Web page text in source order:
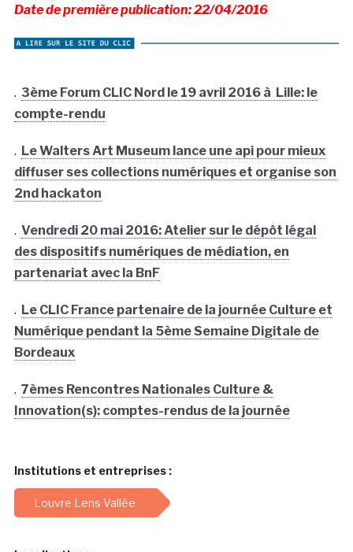
Date de première publication: 22/04/2016
. 3ème Forum CLIC Nord le 19 avril 2016 à Lille: le
compte-rendu
. Le Walters Art Museum lance une api pour mieux
diffuser ses collections numériques et organise son
2nd hackaton
. Vendredi 20 mai 2016: Atelier sur le dépôt légal
des dispositifs numériques de médiation, en
partenariat avec la BnF
. Le CLIC France partenaire de la journée Culture et
Numérique pendant la 5ème Semaine Digitale de
Bordeaux
. 7èmes Rencontres Nationales Culture &
Innovation(s): comptes-rendus de la journée
Institutions et entreprises :
Louvre Lens Vallée